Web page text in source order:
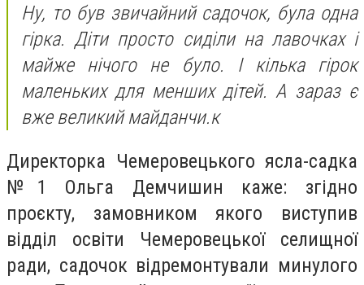
Ну, то був звичайний садочок, була одна
гірка. Діти просто сиділи на лавочках і
майже нічого не було. І кілька гірок
маленьких для менших дітей. А зараз є
вже великий майданчи.к
Директорка Чемеровецького ясла-садка
№1 Ольга Демчишин каже: згідно
проєкту, замовником якого виступив
відділ освіти Чемеровецької селищної
ради, садочок відремонтували минулого